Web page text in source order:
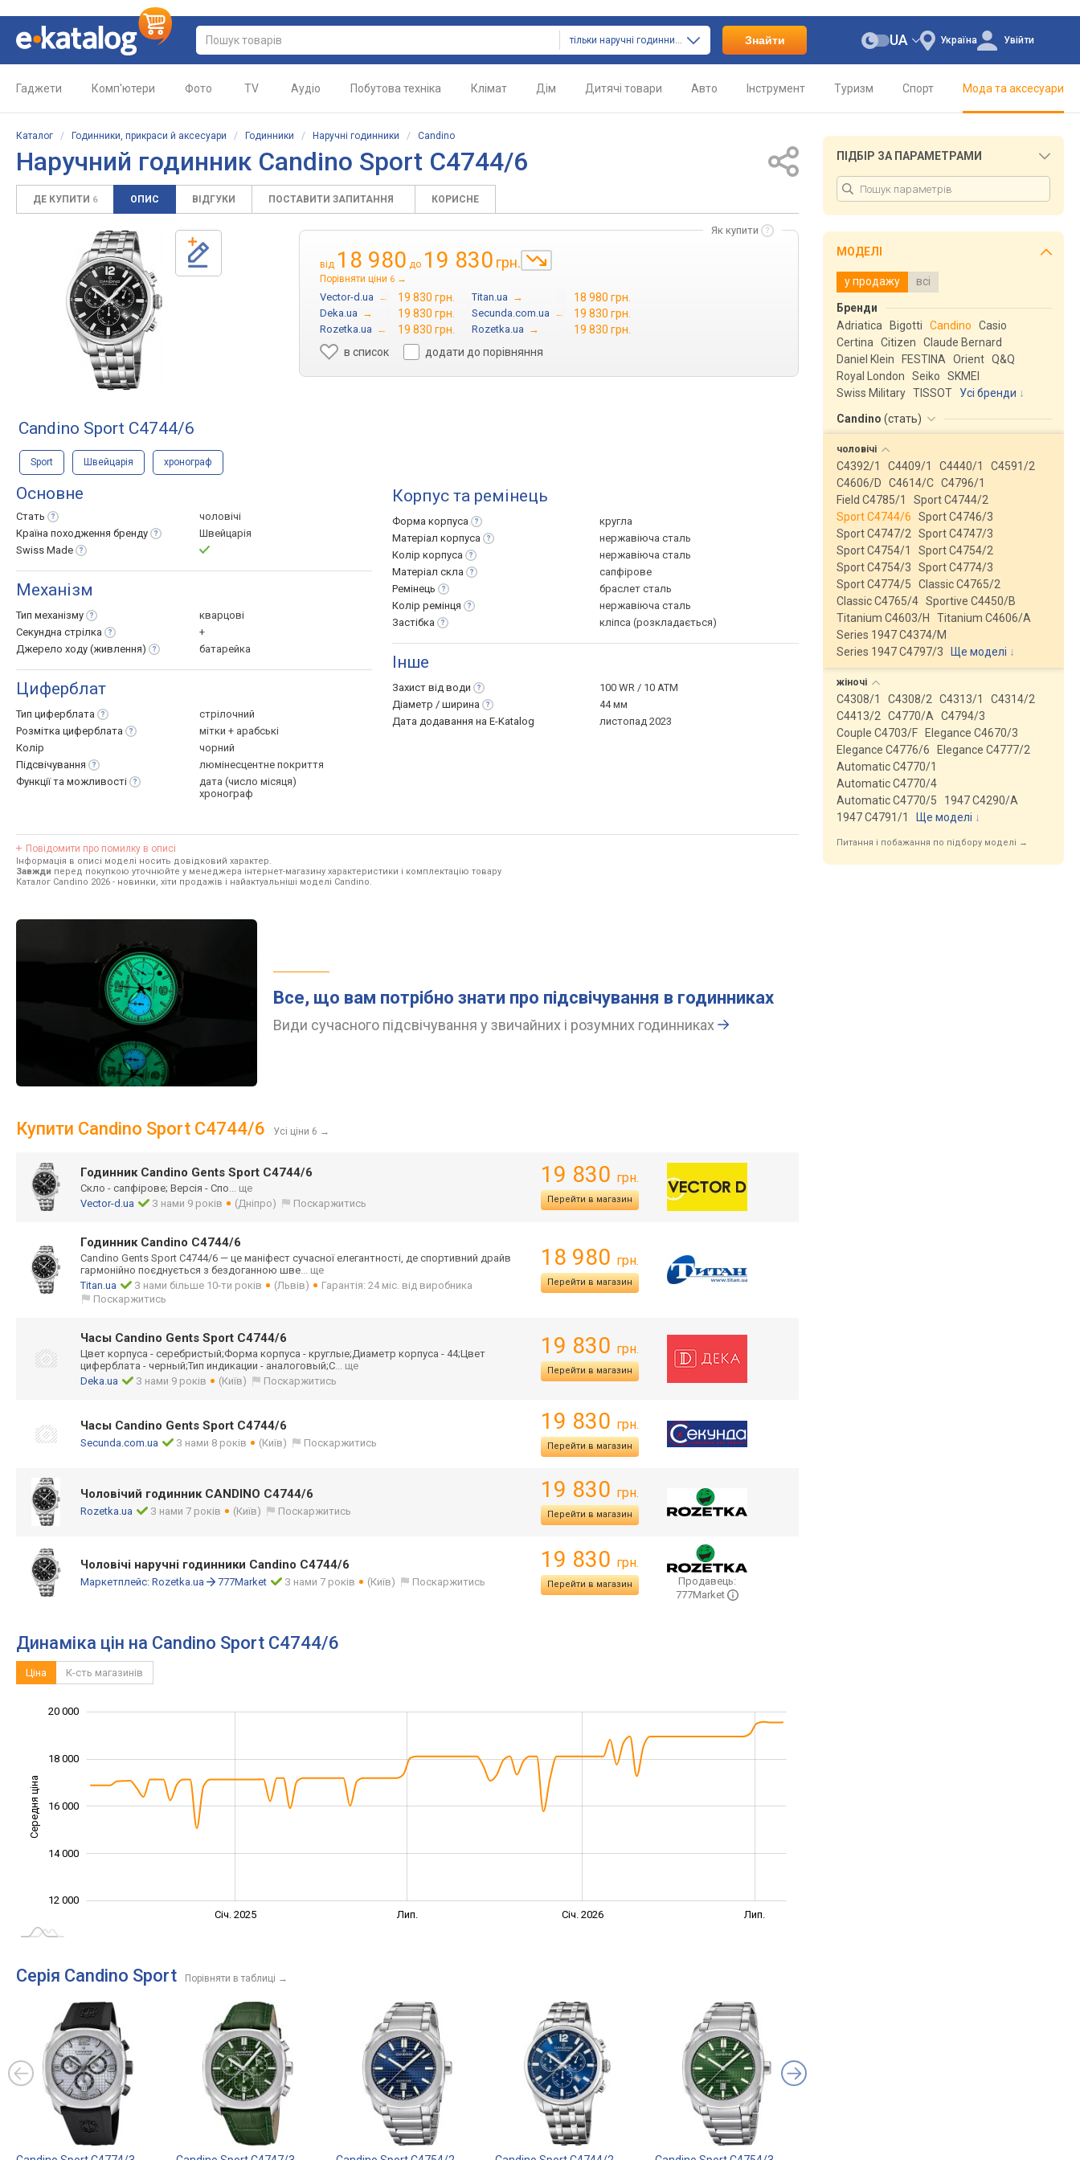
тільки наручні годинники Знайти Україна
UA Увійти
Гаджети Комп'ютери Фото TV Аудіо Побутова техніка Клімат Дім Дитячі товари Авто Інструмент Туризм Спорт Мода та аксесуари
Каталог / Годинники, прикраси й аксесуари / Годинники / Наручні годинники / Candino
Наручний годинник Candino Sport C4744/6
ДЕ КУПИТИ 6 ОПИС ВІДГУКИ ПОСТАВИТИ ЗАПИТАННЯ КОРИСНЕ
Як купити
від 18 980 до 19 830 грн.
Порівняти ціни 6 →
Vector-d.ua → 19 830 грн. Titan.ua → 18 980 грн.
Deka.ua → 19 830 грн. Secunda.com.ua → 19 830 грн.
Rozetka.ua → 19 830 грн. Rozetka.ua →
19 830 грн.
в список
додати до порівняння
Candino Sport C4744/6
Sport Швейцарія хронограф
Основне
Стать
чоловічі
Країна походження бренду
Швейцарія
Swiss Made
Механізм
Тип механізму
кварцові
Секундна стрілка
+
Джерело ходу (живлення) батарейка
Циферблат
Тип циферблата
стрілочний
Розмітка циферблата
мітки + арабські
Колір
чорний
Підсвічування
люмінесцентне покриття
Функції та можливості
дата (число місяця)
хронограф
Корпус та ремінець
Форма корпуса
кругла
Матеріал корпуса
нержавіюча сталь
Колір корпуса
нержавіюча сталь
Матеріал скла
сапфірове
Ремінець
браслет сталь
Колір ремінця
нержавіюча сталь
Застібка
кліпса (розкладається)
Інше
Захист від води
100 WR / 10 ATM
Діаметр / ширина
44 мм
Дата додавання на E-Katalog
листопад 2023
Повідомити про помилку в описі
Інформація в описі моделі носить довідковий характер.
Завжди перед покупкою уточнюйте у менеджера інтернет-магазину характеристики і комплектацію товару
Каталог Candino 2026 - новинки, хіти продажів і найактуальніші моделі Candino.
Все, що вам потрібно знати про підсвічування в годинниках
Види сучасного підсвічування у звичайних і розумних годинниках
Купити Candino Sport C4744/6 Усі ціни 6 →
Годинник Candino Gents Sport C4744/6
Скло - сапфірове; Версія - Спо... ще
Vector-d.ua
З нами 9 років (Дніпро) Поскаржитись
19 830 грн.
Перейти в магазин
Годинник Candino C4744/6
Candino Gents Sport C4744/6 — це маніфест сучасної елегантності, де спортивний драйв
гармонійно поєднується з бездоганною шве... ще
Titan.ua
З нами більше 10-ти років (Львів)
Гарантія: 24 міс. від виробника
Поскаржитись
18 980 грн.
Перейти в магазин
Часы Candino Gents Sport C4744/6
Цвет корпуса - серебристый;Форма корпуса - круглые;Диаметр корпуса - 44;Цвет
циферблата - черный;Тип индикации - аналоговый;С... ще
Deka.ua
З нами 9 років (Київ) Поскаржитись
19 830 грн.
Перейти в магазин
Часы Candino Gents Sport C4744/6
Secunda.com.ua З нами 8 років (Київ) Поскаржитись
19 830 грн.
Перейти в магазин
Чоловічий годинник CANDINO C4744/6
Rozetka.ua З нами 7 років (Київ) Поскаржитись
19 830 грн.
Перейти в магазин
Чоловічі наручні годинники Candino C4744/6
Маркетплейс: Rozetka.ua 777Market З нами 7 років (Київ) Поскаржитись
19 830 грн.
Перейти в магазин
Продавець:
777Market
Динаміка цін на Candino Sport C4744/6
Ціна К-сть магазинів
Середня ціна 12 000
12 000
14 000
16 000
18 000
20 000
Січ. 2025 Лип. Січ. 2026 Лип.
Серія Candino Sport Порівняти в таблиці →
ПІДБІР ЗА ПАРАМЕТРАМИ
МОДЕЛІ
у продажу всі
Бренди
Adriatica
Bigotti Candino
Casio
Certina
Citizen
Claude Bernard
Daniel Klein
FESTINA Orient Q&Q
Royal London
Seiko
SKMEI
Swiss Military TISSOT
Усі бренди
Candino (стать)
чоловічі
C4392/1 C4409/1 C4440/1
C4591/2
C4606/D
C4614/C C4796/1
Field C4785/1
Sport C4744/2
Sport C4744/6
Sport C4746/3
Sport C4747/2
Sport C4747/3
Sport C4754/1
Sport C4754/2
Sport C4754/3
Sport C4774/3
Sport C4774/5
Classic C4765/2
Classic C4765/4 Sportive C4450/B
Titanium C4603/H
Titanium C4606/A
Series 1947 C4374/M
Series 1947 C4797/3
Ще моделі ↓
жіночі
C4308/1 C4308/2 C4313/1
C4314/2
C4413/2
C4770/A
C4794/3
Couple C4703/F
Elegance C4670/3
Elegance C4776/6
Elegance C4777/2
Automatic C4770/1
Automatic C4770/4
Automatic C4770/5
1947 C4290/A
1947 C4791/1
Ще моделі ↓
Питання і побажання по підбору моделі →